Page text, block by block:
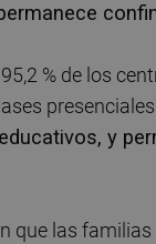
% de los
y
que las